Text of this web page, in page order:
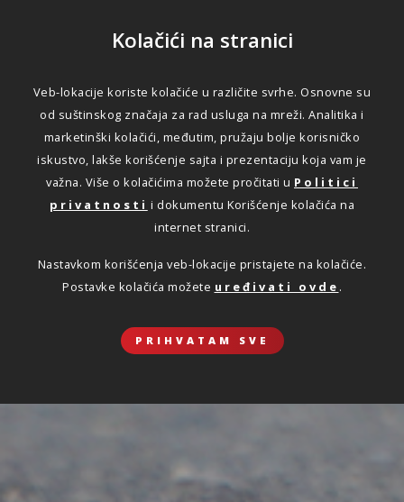
Kolačići na stranici
Veb-lokacije koriste kolačiće u različite svrhe. Osnovne su
od suštinskog značaja za rad usluga na mreži. Analitika i
marketinški kolačići, međutim, pružaju bolje korisničko
iskustvo, lakše korišćenje sajta i prezentaciju koja vam je
važna. Više o kolačićima možete pročitati u Politici
privatnosti i dokumentu Korišćenje kolačića na
internet stranici.
Nastavkom korišćenja veb-lokacije pristajete na kolačiće.
Postavke kolačića možete uređivati ovde .
PRIHVATAM SVE